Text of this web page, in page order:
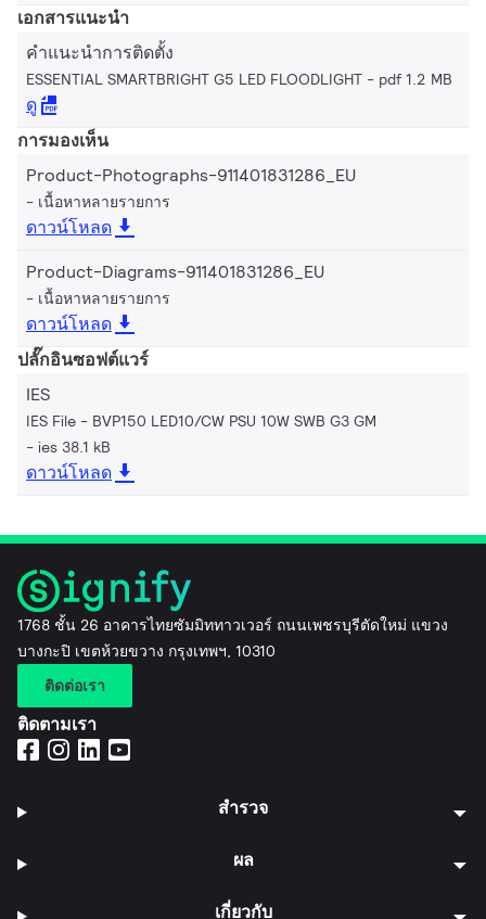
เอกสารแนะนำ
คำแนะนำการติดตั้ง
ESSENTIAL SMARTBRIGHT G5 LED FLOODLIGHT pdf 1.2 MB
ดู
การมองเห็น
Product-Photographs-911401831286_EU
เนื้อหาหลายรายการ
ดาวน์โหลด
Product-Diagrams-911401831286_EU
เนื้อหาหลายรายการ
ดาวน์โหลด
ปลั๊กอินซอฟต์แวร์
IES
IES File - BVP150 LED10/CW PSU 10W SWB G3 GM
ies 38.1 kB
ดาวน์โหลด
1768 ชั้น 26 อาคารไทยซัมมิททาวเวอร์ ถนนเพชรบุรีตัดใหม่ แขวง
บางกะปิ เขตห้วยขวาง กรุงเทพฯ, 10310
ติดต่อเรา
ติดตามเรา
สำรวจ
ผล
เกี่ยวกับ